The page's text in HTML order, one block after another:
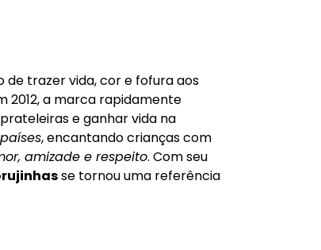
de trazer vida, cor e fofura aos
2012, a marca rapidamente
e ganhar vida na
, encantando crianças com
amizade e respeito. Com seu
se tornou uma referência